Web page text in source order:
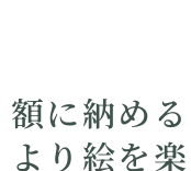
額に納め
より絵を